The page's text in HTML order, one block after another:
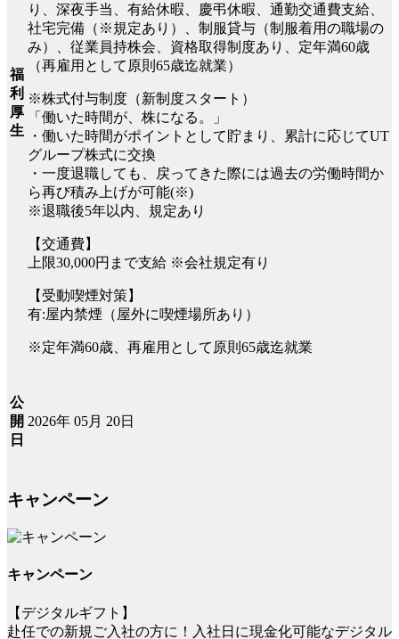
福
利
厚
生
り、深夜手当、有給休暇、慶弔休暇、通勤交通費支給、
社宅完備（※規定あり）、制服貸与（制服着用の職場の
み）、従業員持株会、資格取得制度あり、定年満60歳
（再雇用として原則65歳迄就業）
※株式付与制度（新制度スタート）
「働いた時間が、株になる。」
・働いた時間がポイントとして貯まり、累計に応じてUT
グループ株式に交換
・一度退職しても、戻ってきた際には過去の労働時間か
ら再び積み上げが可能(※)
※退職後5年以内、規定あり
【交通費】
上限30,000円まで支給 ※会社規定有り
【受動喫煙対策】
有:屋内禁煙（屋外に喫煙場所あり）
※定年満60歳、再雇用として原則65歳迄就業
公
開
日
2026年 05月 20日
キャンペーン
キャンペーン
【デジタルギフト】
赴任での新規ご入社の方に！入社日に現金化可能なデジタル